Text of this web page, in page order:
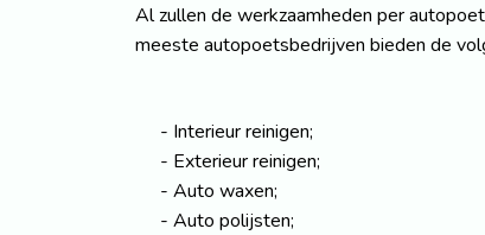
Al zullen de werkzaamheden per
meeste autopoetsbedrijven bieden de
Interieur reinigen;
Exterieur reinigen;
Auto waxen;
Auto polijsten;